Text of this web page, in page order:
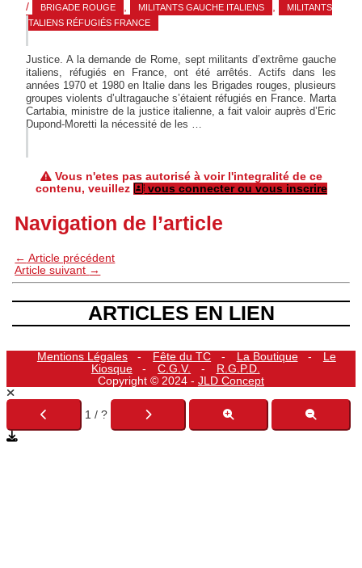
/
BRIGADE ROUGE , MILITANTS GAUCHE ITALIENS ,
MILITANTS
ITALIENS RÉFUGIÉS FRANCE
Justice. A la demande de Rome, sept militants d’extrême gauche
italiens, réfugiés en France, ont été arrêtés. Actifs dans les
années 1970 et 1980 en Italie dans les Brigades rouges, plusieurs
groupes violents d’ultragauche s’étaient réfugiés en France. Marta
Cartabia, ministre de la justice italienne, a fait valoir auprès d’Eric
Dupond-Moretti la nécessité de les …
Vous n'etes pas autorisé à voir l'integralité de ce
contenu, veuillez
vous connecter ou vous inscrire
Navigation de l’article
← Article précédent
Article suivant →
ARTICLES EN LIEN
Mentions Légales Fête du TC La Boutique
Le
Kiosque
C.G.V.
R.G.P.D.
Copyright © 2024 - JLD Concept
1 / ?